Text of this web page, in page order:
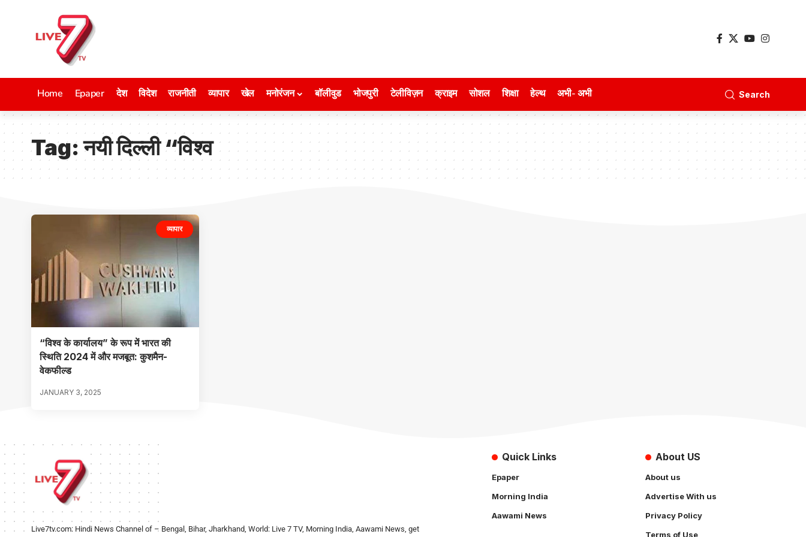
Home Epaper देश विदेश राजनीती व्यापार खेल मनोरंजन बॉलीवुड भोजपुरी टेलीविज़न क्राइम सोशल शिक्षा हेल्थ अभी- अभी Search
Tag:नयी दिल्ली “विश्व
व्यापार
“विश्व के कार्यालय” के रूप में भारत की
स्थिति 2024 में और मजबूत: कुशमैन-
वेकफील्ड
JANUARY 3, 2025
Live7tv.com: Hindi News Channel of – Bengal, Bihar, Jharkhand, World: Live 7 TV, Morning India, Aawami News, get
Quick Links
Epaper
Morning India
Aawami News
About US
About us
Advertise With us
Privacy Policy
Terms of Use